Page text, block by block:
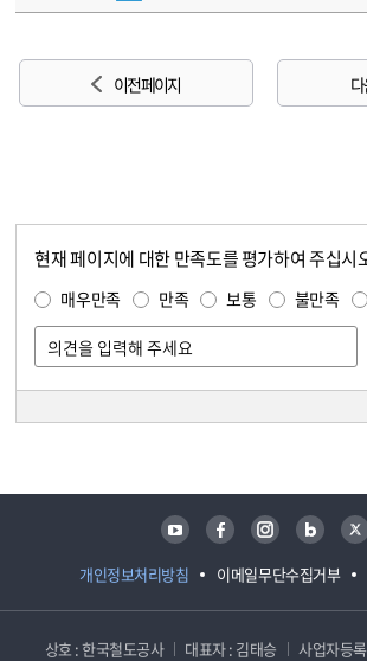
이전 페이지
현재 페이지에 대한 만족도를 평가하여 주십시
매우만족 만족 보통 불만족
개인정보처리방침 이메일무단수집거부
유튜브 페이스북 인스타그램 블로그 트위터
상호 : 한국철도공사 대표자 : 김태승
사업자등